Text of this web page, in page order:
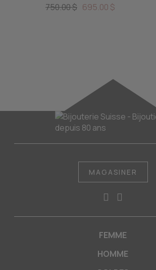
750.00 $ 695.00 $
MAGASINER
FEMME
HOMME